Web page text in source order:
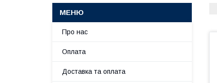
Про нас
Оплата
Доставка та оплата